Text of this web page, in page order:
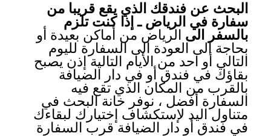
البحث عن فندقك الذي يقع قريبا من
سفارة في الرياض ـ إذا كنت تلزم
بالسفر الى الرياض من أماكن بعيدة أو
بحاجة الى العودة الى السفارة لليوم
التالي أو احد من الأيام التالية إذن يصبح
بقاؤك في فندق أو في دار الضيافة
بالقرب من المكان الذي تقع فيه
السفارة أفضل ، نوفر خانة البحث في
متناول اليد لإستكشاف إختيارك لبقاءك
في فندق أو دار الضيافة قرب السفارة